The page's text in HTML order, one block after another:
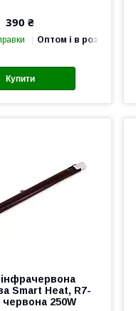
390 ₴
Оптом і в роздріб
Купити
Smart Heat, R7-
червона 250W